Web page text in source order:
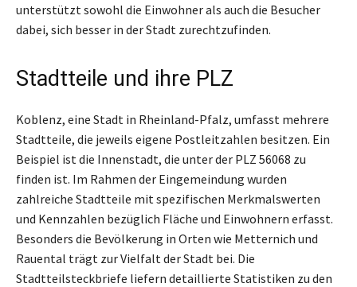
unterstützt sowohl die Einwohner als auch die Besucher
dabei, sich besser in der Stadt zurechtzufinden.
Stadtteile und ihre PLZ
Koblenz, eine Stadt in Rheinland-Pfalz, umfasst mehrere
Stadtteile, die jeweils eigene Postleitzahlen besitzen. Ein
Beispiel ist die Innenstadt, die unter der PLZ 56068 zu
finden ist. Im Rahmen der Eingemeindung wurden
zahlreiche Stadtteile mit spezifischen Merkmalswerten
und Kennzahlen bezüglich Fläche und Einwohnern erfasst.
Besonders die Bevölkerung in Orten wie Metternich und
Rauental trägt zur Vielfalt der Stadt bei. Die
Stadtteilsteckbriefe liefern detaillierte Statistiken zu den